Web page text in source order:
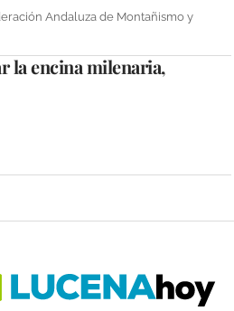
Andaluza de Montañismo y
la encina milenaria,